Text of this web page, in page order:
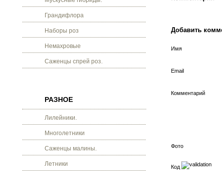
Грандифлора
Наборы роз
Немахровые
Саженцы спрей роз.
РАЗНОЕ
Лилейники.
Многолетники
Саженцы малины.
Летники
Добавить
Имя
Email
Комментарий
Фото
Код